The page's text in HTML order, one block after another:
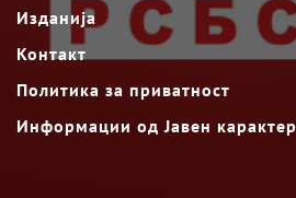
Изданија
Контакт
Политика за приватност
Информации од Јавен карактер